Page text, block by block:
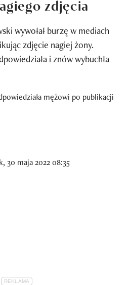
zdjęcia
wywołał burzę w mediach
zdjęcie nagiej żony.
i znów wybuchła
30 maja 2022 08:35